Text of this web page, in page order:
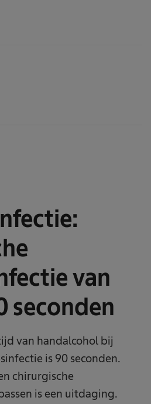
van
seconden
van handalcohol bij
is 90 seconden.
chirurgische
is een uitdaging.